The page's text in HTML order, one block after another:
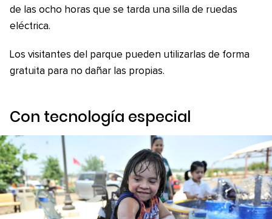
de las ocho horas que se tarda una silla de ruedas
eléctrica.
Los visitantes del parque pueden utilizarlas de forma
gratuita para no dañar las propias.
Con tecnología especial